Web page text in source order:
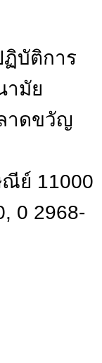
ฏิบัติการ
ามัย
าดขวัญ
ย์ 11000
0 2968-